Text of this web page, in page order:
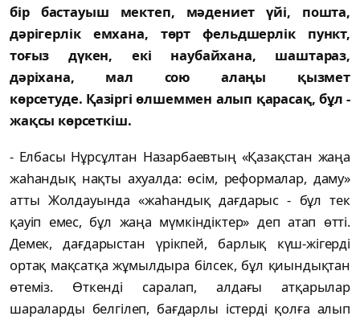
бір бастауыш мектеп, мәдениет үйі, пошта,
дәрігерлік емхана, төрт фельдшерлік пункт,
тоғыз дүкен, екі наубайхана, шаштараз,
дәріхана, мал сою алаңы қызмет
көрсетуде. Қазіргі өлшеммен алып қарасақ, бұл -
жақсы көрсеткіш.
- Елбасы Нұрсұлтан Назарбаевтың «Қазақстан жаңа
жаһандық нақты ахуалда: өсім, реформалар, даму»
атты Жолдауында «жаһандық дағдарыс - бұл тек
қауіп емес, бұл жаңа мүмкіндіктер» деп атап өтті.
Демек, дағдарыстан үрікпей, барлық күш-жігерді
ортақ мақсатқа жұмылдыра білсек, бұл қиындықтан
өтеміз. Өткенді саралап, алдағы атқарылар
шараларды белгілеп, бағдарлы істерді қолға алып